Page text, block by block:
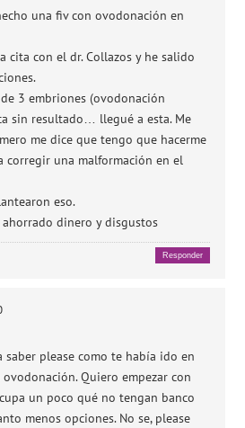
una fiv con ovodonación en
cita con el dr. Collazos y he salido
3 embriones (ovodonación
sin resultado… llegué a esta. Me
me dice que tengo que hacerme
corregir una malformación en el
eso.
dinero y disgustos
Responder
saber please como te había ido en
Quiero empezar con
un poco qué no tengan banco
menos opciones. No se, please